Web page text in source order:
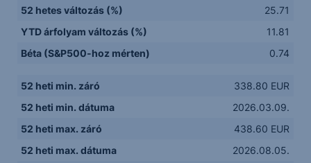
52 hetes változás (%)
25.71
YTD árfolyam változás (%)
11.81
Béta (S&P500-hoz mérten)
0.74
52 heti min. záró
338.80 EUR
52 heti min. dátuma
2026.03.09.
52 heti max. záró
438.60 EUR
52 heti max. dátuma
2026.08.05.